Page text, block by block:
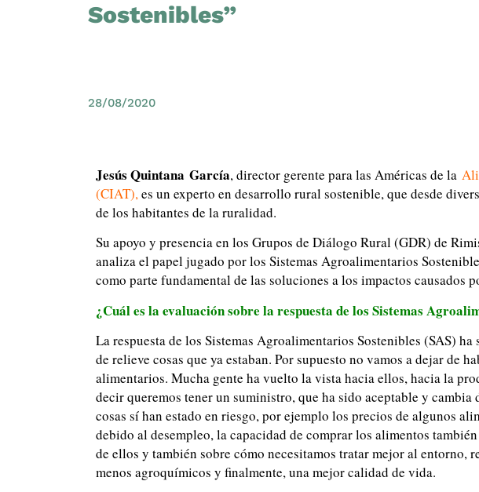
Sostenibles”
28/08/2020
Jesús Quintana García, director gerente para las Américas de la
(CIAT),es un experto en desarrollo rural sostenible, que desde
de los habitantes de la ruralidad.
Su apoyo y presencia en los Grupos de Diálogo Rural (GDR) de
analiza el papel jugado por los Sistemas Agroalimentarios
como parte fundamental de las soluciones a los impactos causados
¿Cuál es la evaluación sobre la respuesta de los Sistemas
La respuesta de los Sistemas Agroalimentarios Sostenibles (SAS)
de relieve cosas que ya estaban. Por supuesto no vamos a dejar de
alimentarios. Mucha gente ha vuelto la vista hacia ellos, hacia la
decir queremos tener un suministro, que ha sido aceptable y
cosas sí han estado en riesgo, por ejemplo los precios de algunos
debido al desempleo, la capacidad de comprar los alimentos
de ellos y también sobre cómo necesitamos tratar mejor al entorno,
menos agroquímicos y finalmente, una mejor calidad de vida.